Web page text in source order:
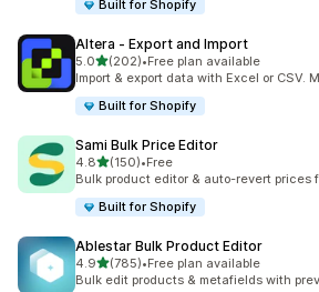
Built for Shopify
Altera ‑ Export and Import
5.05つ星中
(202)
合計レビュー数：202件
•Free plan available
Import & export data with Excel or CSV.
Built for Shopify
Sami Bulk Price Editor
4.85つ星中
(150)
合計レビュー数：150件
•Free
Bulk product editor & auto-revert prices
Built for Shopify
Ablestar Bulk Product Editor
4.95つ星中
(785)
合計レビュー数：785件
•Free plan available
Bulk edit products & metafields with